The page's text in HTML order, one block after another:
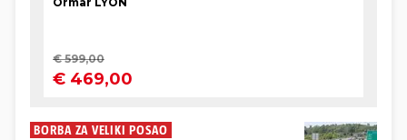
BORBA ZA VELIKI POSAO